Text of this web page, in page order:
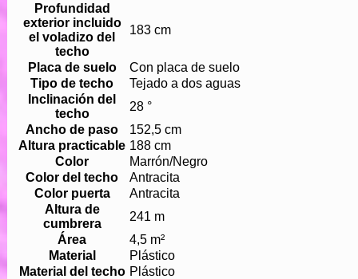
Profundidad
exterior incluido
el voladizo del
techo
183 cm
Placa de suelo
Con placa de suelo
Tipo de techo
Tejado a dos aguas
Inclinación del
techo
28 °
Ancho de paso
152,5 cm
Altura practicable 188 cm
Color
Marrón/Negro
Color del techo
Antracita
Color puerta
Antracita
Altura de
cumbrera
241 m
Área
4,5 m²
Material
Plástico
Material del techo Plástico